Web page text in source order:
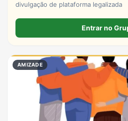
divulgação de plataforma legalizada
Entrar no
AMIZADE